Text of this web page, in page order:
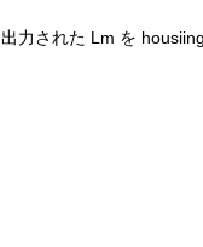
力された Lm を